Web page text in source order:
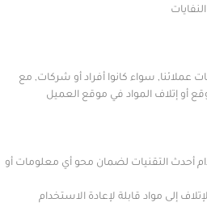
كانوا أفراد أو شركات, مع
المواد في موقع العميل
لضمان محو أي معلومات أو
قابلة لإعادة الاستخدام